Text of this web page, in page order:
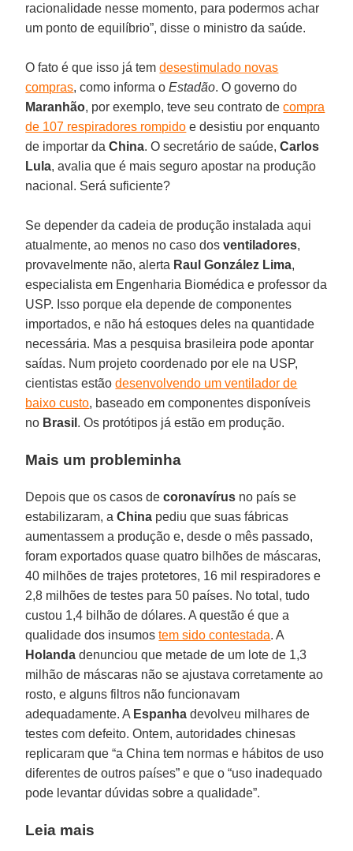
racionalidade nesse momento, para podermos achar
um ponto de equilíbrio”, disse o ministro da saúde.
O fato é que isso já temdesestimulado novas
compras, como informa oEstadão. O governo do
Maranhão, por exemplo, teve seu contrato decompra
de 107 respiradores rompido e desistiu por enquanto
de importar daChina. O secretário de saúde,Carlos
Lula, avalia que é mais seguro apostar na produção
nacional. Será suficiente?
Se depender da cadeia de produção instalada aqui
atualmente, ao menos no caso dosventiladores,
provavelmente não, alerta Raul González Lima,
especialista em Engenharia Biomédica e professor da
USP. Isso porque ela depende de componentes
importados, e não há estoques deles na quantidade
necessária. Mas a pesquisa brasileira pode apontar
saídas. Num projeto coordenado por ele na USP,
cientistas estãodesenvolvendo um ventilador de
baixo custo, baseado em componentes disponíveis
no Brasil . Os protótipos já estão em produção.
Mais um probleminha
Depois que os casos decoronavírus no país se
estabilizaram, aChina pediu que suas fábricas
aumentassem a produção e, desde o mês passado,
foram exportados quase quatro bilhões de máscaras,
40 milhões de trajes protetores, 16 mil respiradores e
2,8 milhões de testes para 50 países. No total, tudo
custou 1,4 bilhão de dólares. A questão é que a
qualidade dos insumostem sido contestada. A
Holanda denunciou que metade de um lote de 1,3
milhão de máscaras não se ajustava corretamente ao
rosto, e alguns filtros não funcionavam
adequadamente. A Espanha devolveu milhares de
testes com defeito. Ontem, autoridades chinesas
replicaram que “a China tem normas e hábitos de uso
diferentes de outros países” e que o “uso inadequado
pode levantar dúvidas sobre a qualidade”.
Leia mais